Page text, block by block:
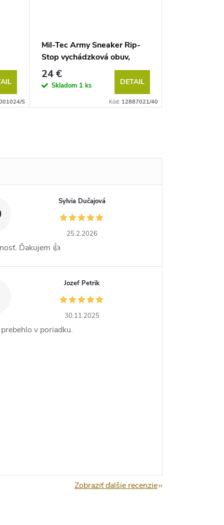
S
Mil-Tec Army Sneaker Rip-
Stop vychádzková obuv,
Flecktarn
24 €
Skladom 1 ks DETAIL
Kód: 12887021/40
Sylvia Dučajová
25.2.2026
Ďakujem 👍
Jozef Petrik
30.11.2025
v poriadku.
Zobraziť ďalšie recenzie